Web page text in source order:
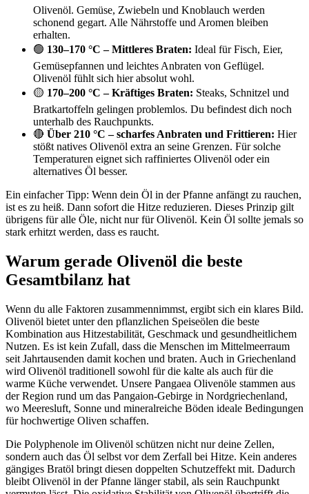
Olivenöl. Gemüse, Zwiebeln und Knoblauch werden
schonend gegart. Alle Nährstoffe und Aromen bleiben
erhalten.
🟢 130–170 °C – Mittleres Braten: Ideal für Fisch, Eier,
Gemüsepfannen und leichtes Anbraten von Geflügel.
Olivenöl fühlt sich hier absolut wohl.
🟡 170–200 °C – Kräftiges Braten: Steaks, Schnitzel und
Bratkartoffeln gelingen problemlos. Du befindest dich noch
unterhalb des Rauchpunkts.
🔴 Über 210 °C – scharfes Anbraten und Frittieren: Hier
stößt natives Olivenöl extra an seine Grenzen. Für solche
Temperaturen eignet sich raffiniertes Olivenöl oder ein
alternatives Öl besser.
Ein einfacher Tipp: Wenn dein Öl in der Pfanne anfängt zu rauchen,
ist es zu heiß. Dann sofort die Hitze reduzieren. Dieses Prinzip gilt
übrigens für alle Öle, nicht nur für Olivenöl. Kein Öl sollte jemals so
stark erhitzt werden, dass es raucht.
Warum gerade Olivenöl die beste
Gesamtbilanz hat
Wenn du alle Faktoren zusammennimmst, ergibt sich ein klares Bild.
Olivenöl bietet unter den pflanzlichen Speiseölen die beste
Kombination aus Hitzestabilität, Geschmack und gesundheitlichem
Nutzen. Es ist kein Zufall, dass die Menschen im Mittelmeerraum
seit Jahrtausenden damit kochen und braten. Auch in Griechenland
wird Olivenöl traditionell sowohl für die kalte als auch für die
warme Küche verwendet. Unsere Pangaea Olivenöle stammen aus
der Region rund um das Pangaion-Gebirge in Nordgriechenland,
wo Meeresluft, Sonne und mineralreiche Böden ideale Bedingungen
für hochwertige Oliven schaffen.
Die Polyphenole im Olivenöl schützen nicht nur deine Zellen,
sondern auch das Öl selbst vor dem Zerfall bei Hitze. Kein anderes
gängiges Bratöl bringt diesen doppelten Schutzeffekt mit. Dadurch
bleibt Olivenöl in der Pfanne länger stabil, als sein Rauchpunkt